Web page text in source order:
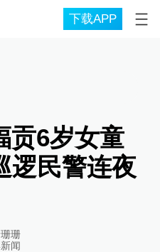
下载APP
贡6岁女童
逻民警连夜
珊
闻